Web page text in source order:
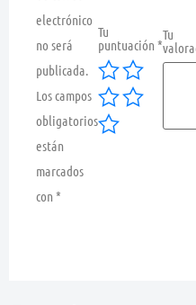
electrónico
no será
publicada.
Los campos
obligatorios
están
marcados
con *
Tu
puntuación *
Tu